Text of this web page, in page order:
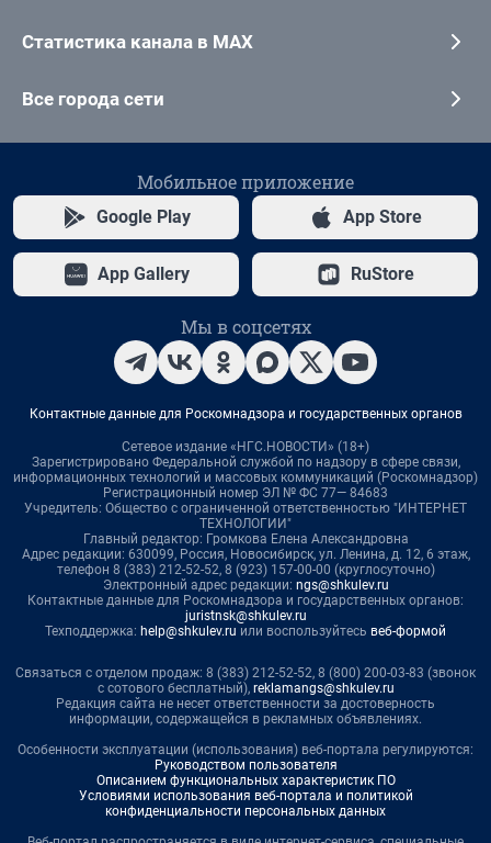
Статистика канала в MAX
Все города сети
Мобильное приложение
Google Play App Store
App Gallery RuStore
Мы в соцсетях
Контактные данные для Роскомнадзора и государственных органов
Сетевое издание «НГС.НОВОСТИ» (18+)
Зарегистрировано Федеральной службой по надзору в сфере связи,
информационных технологий и массовых коммуникаций (Роскомнадзор)
Регистрационный номер ЭЛ № ФС 77— 84683
Учредитель: Общество с ограниченной ответственностью "ИНТЕРНЕТ
ТЕХНОЛОГИИ"
Главный редактор: Громкова Елена Александровна
Адрес редакции: 630099, Россия, Новосибирск, ул. Ленина, д. 12, 6 этаж,
телефон 8 (383) 212-52-52, 8 (923) 157-00-00 (круглосуточно)
Электронный адрес редакции: ngs@shkulev.ru
Контактные данные для Роскомнадзора и государственных органов:
juristnsk@shkulev.ru
Техподдержка: help@shkulev.ru или воспользуйтесь веб-формой
Связаться с отделом продаж: 8 (383) 212-52-52, 8 (800) 200-03-83 (звонок
с сотового бесплатный), reklamangs@shkulev.ru
Редакция сайта не несет ответственности за достоверность
информации, содержащейся в рекламных объявлениях.
Особенности эксплуатации (использования) веб-портала регулируются:
Руководством пользователя
Описанием функциональных характеристик ПО
Условиями использования веб-портала и политикой
конфиденциальности персональных данных